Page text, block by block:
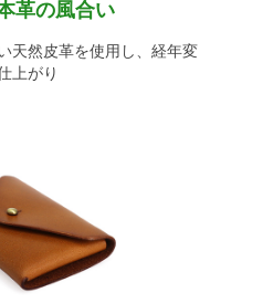
革の風合い
天然皮革を使用し、経年変
上がり